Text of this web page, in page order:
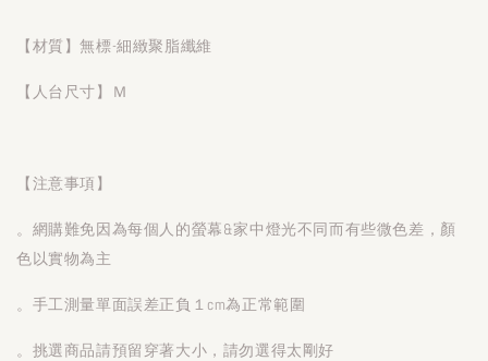
【材質】無標-細緻聚脂纖維
【人台尺寸】Ｍ
【注意事項】
。網購難免因為每個人的螢幕&家中燈光不同而有些微色差，顏
色以實物為主
。手工測量單面誤差正負１cm為正常範圍
。挑選商品請預留穿著大小，請勿選得太剛好